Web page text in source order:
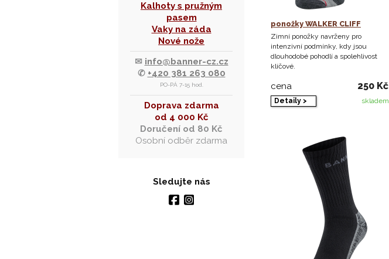
Kalhoty s pružným
pasem
Vaky na záda
Nové nože
✉ info@banner-cz.cz
✆ +420 381 263 080
PO-PÁ 7-15 hod.
Doprava zdarma
od 4 000 Kč
Doručení od 80 Kč
Osobní odběr zdarma
Sledujte nás
ponožky WALKER CLIFF
Zimní ponožky navrženy pro
intenzivní podmínky, kdy jsou
dlouhodobé pohodlí a spolehlivost
klíčové.
cena 250 Kč
Detaily > skladem